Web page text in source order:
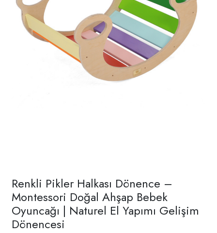
Renkli Pikler Halkası Dönence –
Montessori Doğal Ahşap Bebek
Oyuncağı | Naturel El Yapımı Gelişim
Dönencesi